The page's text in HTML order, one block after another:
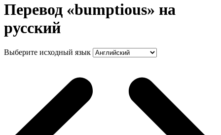
Перевод «bumptious» на
русский
Выберите исходный язык